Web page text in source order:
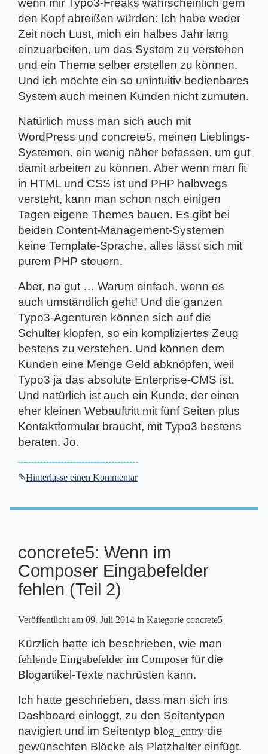
wenn mir Typo3-Freaks wahrscheinlich gern
den Kopf abreißen würden: Ich habe weder
Zeit noch Lust, mich ein halbes Jahr lang
einzuarbeiten, um das System zu verstehen
und ein Theme selber erstellen zu können.
Und ich möchte ein so unintuitiv bedienbares
System auch meinen Kunden nicht zumuten.
Natürlich muss man sich auch mit
WordPress und concrete5, meinen Lieblings-
Systemen, ein wenig näher befassen, um gut
damit arbeiten zu können. Aber wenn man fit
in HTML und CSS ist und PHP halbwegs
versteht, kann man schon nach einigen
Tagen eigene Themes bauen. Es gibt bei
beiden Content-Management-Systemen
keine Template-Sprache, alles lässt sich mit
purem PHP steuern.
Aber, na gut … Warum einfach, wenn es
auch umständlich geht! Und die ganzen
Typo3-Agenturen können sich auf die
Schulter klopfen, so ein kompliziertes Zeug
bestens zu verstehen. Und können dem
Kunden eine Menge Geld abknöpfen, weil
Typo3 ja das absolute Enterprise-CMS ist.
Und natürlich ist auch ein Kunde, der einen
eher kleinen Webauftritt mit fünf Seiten plus
Kontaktformular braucht, mit Typo3 bestens
beraten. Jo.
✎Hinterlasse einen Kommentar
concrete5: Wenn im
Composer Eingabefelder
fehlen (Teil 2)
Veröffentlicht am 09. Juli 2014 in Kategorie concrete5
Kürzlich hatte ich beschrieben, wie man
fehlende Eingabefelder im Composerfür die
Blogartikel-Texte nachrüsten kann.
Ich hatte geschrieben, dass man sich ins
Dashboard einloggt, zu den Seitentypen
navigiert und im Seitentyp blog_entry die
gewünschten Blöcke als Platzhalter einfügt.